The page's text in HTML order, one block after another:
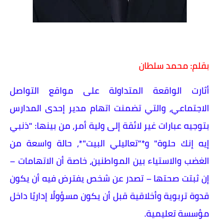
بقلم: محمد سلطان
أثارت الواقعة المتداولة على مواقع التواصل
الاجتماعي، والتي تضمنت اتهام مدير إحدى المدارس
بتوجيه عبارات غير لائقة إلى ولية أمر، من بينها: "ذنبي
إيه إنك حلوة" و*"تعاليلي البيت"*، حالة واسعة من
الغضب والاستياء بين المواطنين، خاصة أن الاتهامات –
إن ثبتت صحتها – تصدر عن شخص يفترض فيه أن يكون
قدوة تربوية وأخلاقية قبل أن يكون مسؤولًا إداريًا داخل
مؤسسة تعليمية.